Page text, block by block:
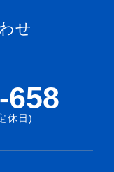
せ
658
休日)